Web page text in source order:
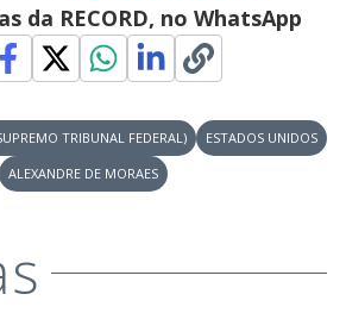
e
o
da RECORD, no WhatsApp
TRIBUNAL FEDERAL)
ESTADOS UNIDOS
ALEXANDRE DE MORAES